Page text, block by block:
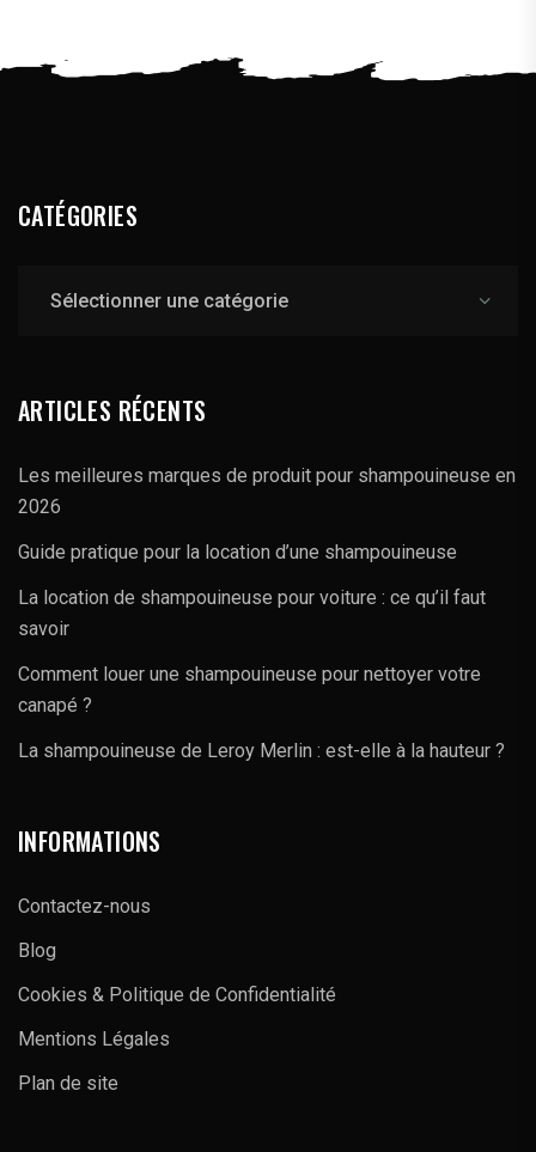
CATÉGORIES
ARTICLES RÉCENTS
Les meilleures marques de produit pour shampouineuse en
2026
Guide pratique pour la location d’une shampouineuse
La location de shampouineuse pour voiture : ce qu’il faut
savoir
Comment louer une shampouineuse pour nettoyer votre
canapé ?
La shampouineuse de Leroy Merlin : est-elle à la hauteur ?
INFORMATIONS
Contactez-nous
Blog
Cookies & Politique de Confidentialité
Mentions Légales
Plan de site